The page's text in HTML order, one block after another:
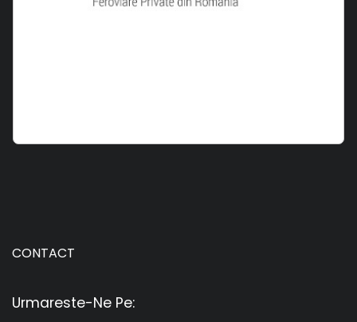
CONTACT
Urmareste-Ne Pe: